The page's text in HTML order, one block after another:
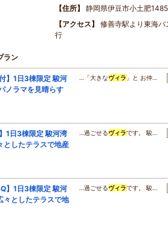
住所
静岡県伊豆市小土肥
アクセス
修善寺駅より東海
行
ラン
】1日3棟限定 駿河
ノラマを見晴らす
…「大きなヴィラ 」と お仲…
1日3棟限定 駿河湾
としたテラスで地産
…過ごせるヴィラです。 駿…
】1日3棟限定 駿河
々としたテラスで地
…過ごせるヴィラです。 駿…